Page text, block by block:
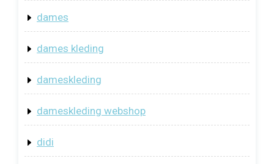
dames
dames kleding
dameskleding
dameskleding webshop
didi